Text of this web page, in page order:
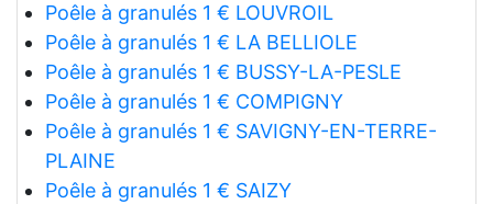
Poêle à granulés 1 € LOUVROIL
Poêle à granulés 1 € LA BELLIOLE
Poêle à granulés 1 € BUSSY-LA-PESLE
Poêle à granulés 1 € COMPIGNY
Poêle à granulés 1 € SAVIGNY-EN-TERRE-
PLAINE
Poêle à granulés 1 € SAIZY